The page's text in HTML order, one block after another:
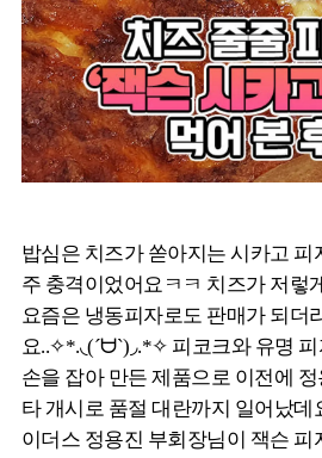
밥심은 치즈가 쏟아지는 시카고 피
주 충격이었어요ㅋㅋ 치즈가 저렇
요즘은 냉동피자로도 판매가 되더
요..✧*.◟(ˊᗨˋ)◞.*✧ 피코크와 유명
손을 잡아 만든 제품으로 이전에
타 개시로 품절 대란까지 일어났데
이더스 정용진 부회장님이 잭슨 피